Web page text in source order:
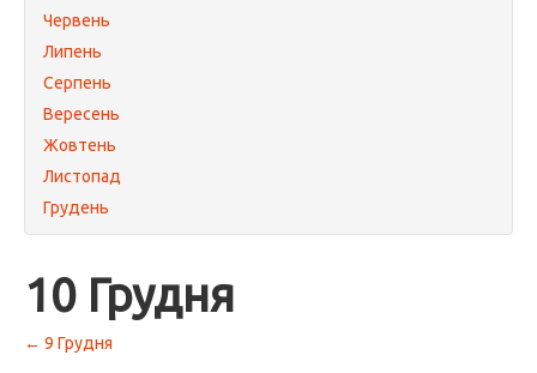
Червень
Липень
Серпень
Вересень
Жовтень
Листопад
Грудень
10 Грудня
← 9 Грудня